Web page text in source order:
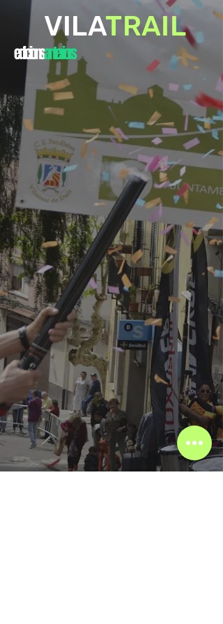
VILATRAIL
edicionsanteriors